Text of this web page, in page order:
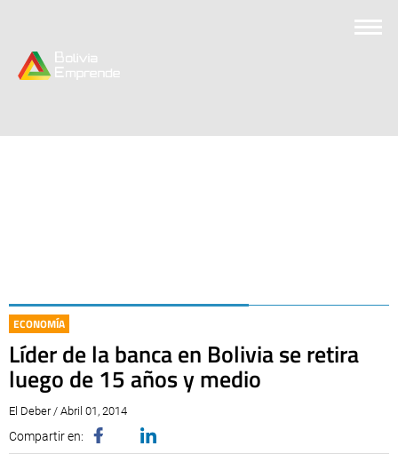
ECONOMÍA
Líder de la banca en Bolivia se retira
luego de 15 años y medio
El Deber / Abril 01, 2014
Compartir en: